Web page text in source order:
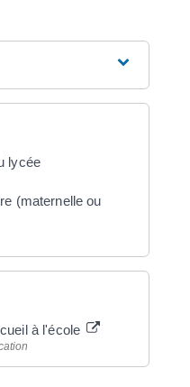
lycée
(maternelle ou
à l'école